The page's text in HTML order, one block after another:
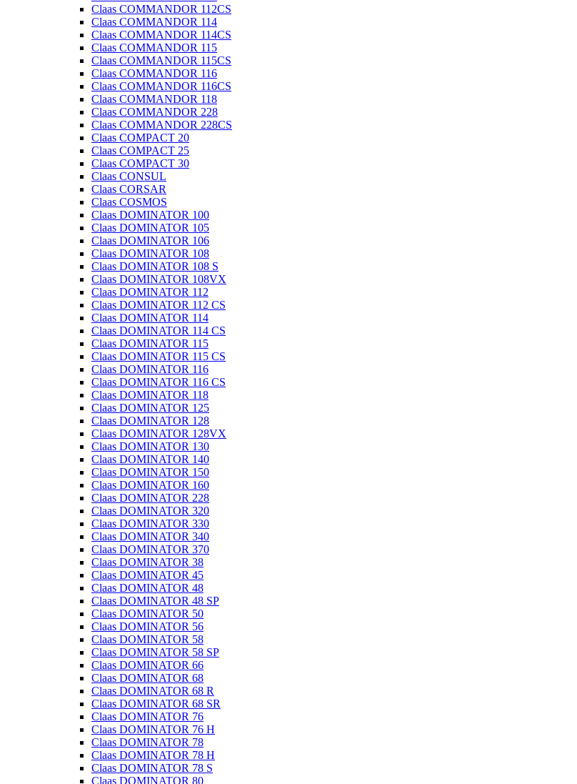
Claas COMMANDOR 112CS
Claas COMMANDOR 114
Claas COMMANDOR 114CS
Claas COMMANDOR 115
Claas COMMANDOR 115CS
Claas COMMANDOR 116
Claas COMMANDOR 116CS
Claas COMMANDOR 118
Claas COMMANDOR 228
Claas COMMANDOR 228CS
Claas COMPACT 20
Claas COMPACT 25
Claas COMPACT 30
Claas CONSUL
Claas CORSAR
Claas COSMOS
Claas DOMINATOR 100
Claas DOMINATOR 105
Claas DOMINATOR 106
Claas DOMINATOR 108
Claas DOMINATOR 108 S
Claas DOMINATOR 108VX
Claas DOMINATOR 112
Claas DOMINATOR 112 CS
Claas DOMINATOR 114
Claas DOMINATOR 114 CS
Claas DOMINATOR 115
Claas DOMINATOR 115 CS
Claas DOMINATOR 116
Claas DOMINATOR 116 CS
Claas DOMINATOR 118
Claas DOMINATOR 125
Claas DOMINATOR 128
Claas DOMINATOR 128VX
Claas DOMINATOR 130
Claas DOMINATOR 140
Claas DOMINATOR 150
Claas DOMINATOR 160
Claas DOMINATOR 228
Claas DOMINATOR 320
Claas DOMINATOR 330
Claas DOMINATOR 340
Claas DOMINATOR 370
Claas DOMINATOR 38
Claas DOMINATOR 45
Claas DOMINATOR 48
Claas DOMINATOR 48 SP
Claas DOMINATOR 50
Claas DOMINATOR 56
Claas DOMINATOR 58
Claas DOMINATOR 58 SP
Claas DOMINATOR 66
Claas DOMINATOR 68
Claas DOMINATOR 68 R
Claas DOMINATOR 68 SR
Claas DOMINATOR 76
Claas DOMINATOR 76 H
Claas DOMINATOR 78
Claas DOMINATOR 78 H
Claas DOMINATOR 78 S
Claas DOMINATOR 80